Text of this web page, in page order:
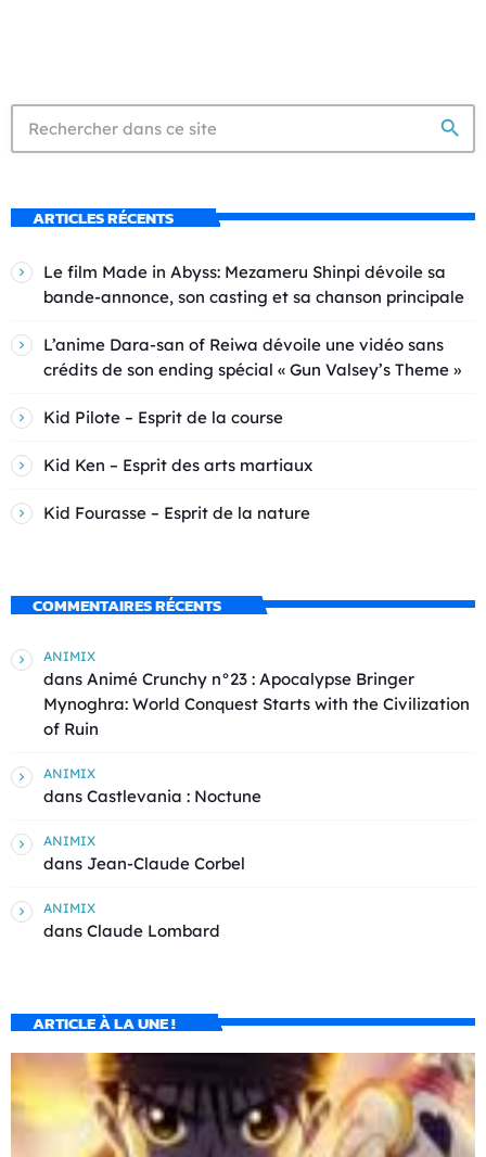
search
ARTICLES RÉCENTS
Le film Made in Abyss: Mezameru Shinpi dévoile sa
bande-annonce, son casting et sa chanson principale
L’anime Dara-san of Reiwa dévoile une vidéo sans
crédits de son ending spécial « Gun Valsey’s Theme »
Kid Pilote – Esprit de la course
Kid Ken – Esprit des arts martiaux
Kid Fourasse – Esprit de la nature
COMMENTAIRES RÉCENTS
ANIMIX
dans Animé Crunchy n°23 : Apocalypse Bringer
Mynoghra: World Conquest Starts with the Civilization
of Ruin
ANIMIX
dans Castlevania : Noctune
ANIMIX
dans Jean-Claude Corbel
ANIMIX
dans Claude Lombard
ARTICLE À LA UNE !